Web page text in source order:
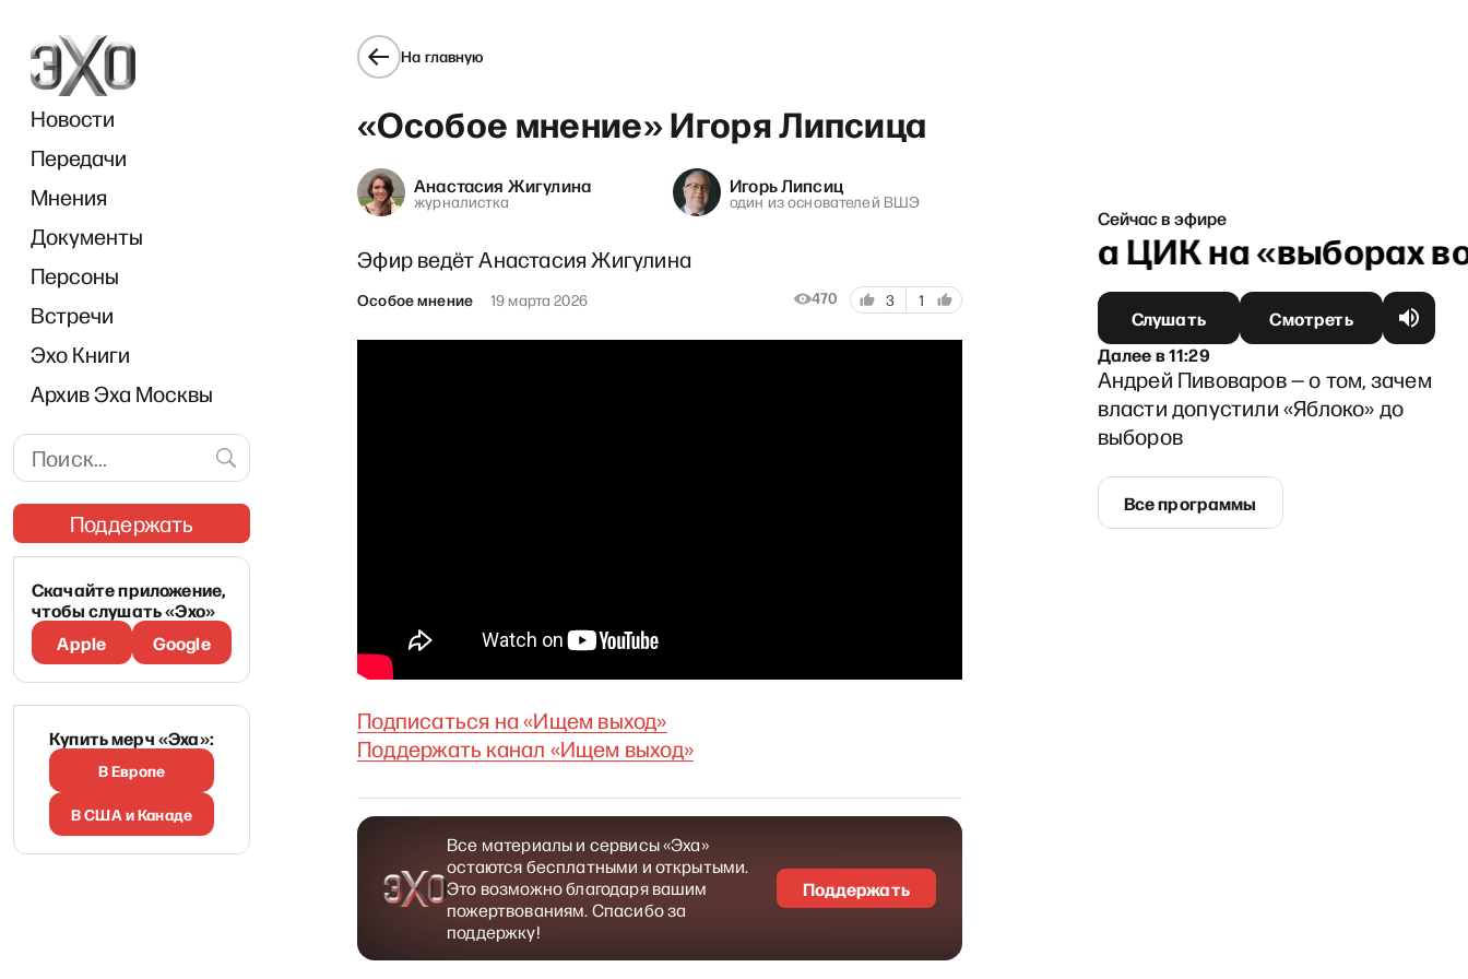
Новости
Передачи
Мнения
Документы
Персоны
Встречи
Эхо Книги
Архив Эха Москвы
Поддержать
Скачайте приложение,
чтобы слушать «Эхо»
Apple
Google
Купить мерч «Эха»:
В Европе
В США и Канаде
На главную
«Особое мнение» Игоря Липсица
Анастасия Жигулина
журналистка
Игорь Липсиц
один из основателей ВШЭ
Эфир ведёт Анастасия Жигулина
Особое мнение 19 марта 2026 470 3 1
Подписаться на«Ищем выход»
Поддержать канал «Ищем выход»
Все материалы и сервисы «Эха»
остаются бесплатными и открытыми.
Это возможно благодаря вашим
пожертвованиям. Спасибо за
поддержку!
Поддержать
Сейчас в эфире
Портрет дня: Элла Памфилова — глава ЦИК на «выборах
Слушать
Смотреть
Далеев11:29
Андрей Пивоваров — о том, зачем
власти допустили «Яблоко» до
выборов
Все программы